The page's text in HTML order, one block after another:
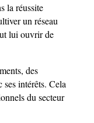
la réussite
un réseau
lui ouvrir de
des
ses intérêts. Cela
du secteur